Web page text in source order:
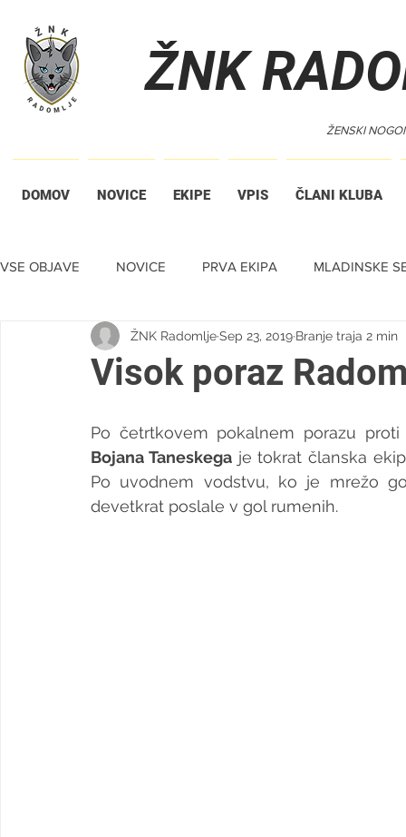
ŽNK
ŽENSKI
DOMOV NOVICE EKIPE VPIS ČLANI KLUBA
VSE OBJAVE NOVICE PRVA EKIPA MLADINSKE
TIHA DRAŽBA
Visok poraz
ŽNK RadomljeSep 23, 2019 Branje traja 2 min
Po četrtkovem pokalnem porazu
Bojana Taneskega je tokrat članska
Po uvodnem vodstvu, ko je mrežo
devetkrat poslale v gol rumenih.